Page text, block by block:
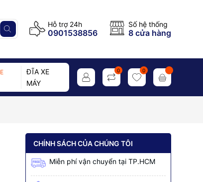
Hỗ trợ 24h
0901538856
Số hệ thống
8 cửa hàng
ĐĨA XE
MÁY
0 0
CHÍNH SÁCH CỦA CHÚNG TÔI
Miễn phí vận chuyển tại TP.HCM